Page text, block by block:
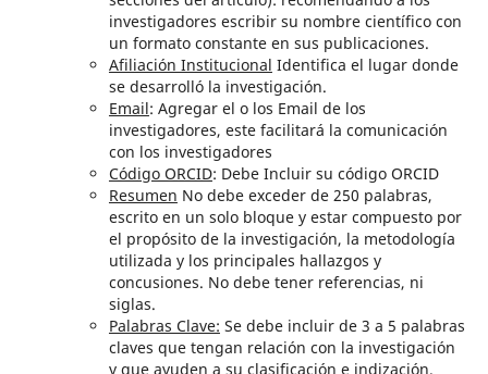
investigadores escribir su nombre científico con
un formato constante en sus publicaciones.
Afiliación Institucional Identifica el lugar donde
se desarrolló la investigación.
Email: Agregar el o los Email de los
investigadores, este facilitará la comunicación
con los investigadores
Código ORCID: Debe Incluir su código ORCID
Resumen No debe exceder de 250 palabras,
escrito en un solo bloque y estar compuesto por
el propósito de la investigación, la metodología
utilizada y los principales hallazgos y
concusiones. No debe tener referencias, ni
siglas.
Palabras Clave: Se debe incluir de 3 a 5 palabras
claves que tengan relación con la investigación
y que ayuden a su clasificación e indización.